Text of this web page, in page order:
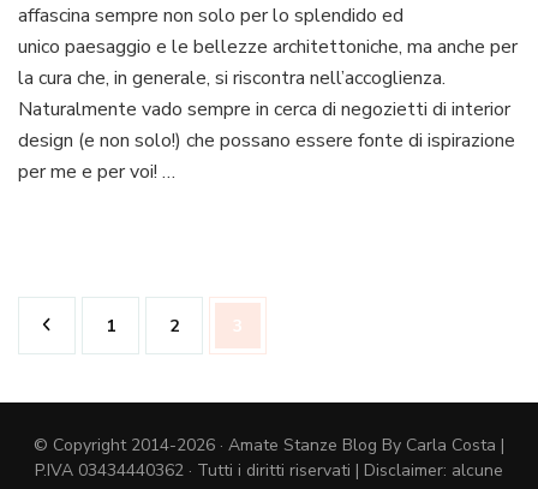
affascina sempre non solo per lo splendido ed
unico paesaggio e le bellezze architettoniche, ma anche per
la cura che, in generale, si riscontra nell’accoglienza.
Naturalmente vado sempre in cerca di negozietti di interior
design (e non solo!) che possano essere fonte di ispirazione
per me e per voi! …
Paginazione
degli
Pagina
1 Pagina
2 Pagina
3
© Copyright 2014-2026 · Amate Stanze Blog By Carla Costa |
P.IVA 03434440362 · Tutti i diritti riservati | Disclaimer: alcune